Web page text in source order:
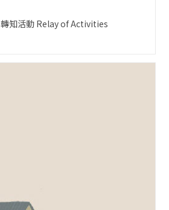
轉知活動 Relay of Activities